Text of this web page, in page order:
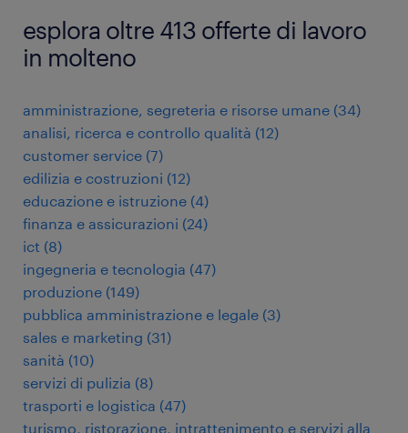
esplora oltre 413 offerte di lavoro
in molteno
amministrazione, segreteria e risorse umane (34)
analisi, ricerca e controllo qualità (12)
customer service (7)
edilizia e costruzioni (12)
educazione e istruzione (4)
finanza e assicurazioni (24)
ict (8)
ingegneria e tecnologia (47)
produzione (149)
pubblica amministrazione e legale (3)
sales e marketing (31)
sanità (10)
servizi di pulizia (8)
trasporti e logistica (47)
turismo, ristorazione, intrattenimento e servizi alla